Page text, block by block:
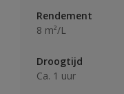
Rendement
8 m²/L
Droogtijd
Ca. 1 uur